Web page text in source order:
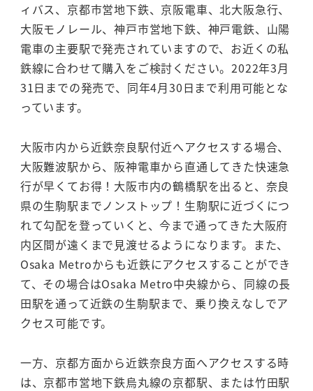
ィバス、京都市営地下鉄、京阪電車、北大阪急行、
大阪モノレール、神戸市営地下鉄、神戸電鉄、山陽
電車の主要駅で発売されていますので、お近くの私
鉄線に合わせて購入をご検討ください。2022年3月
31日までの発売で、同年4月30日まで利用可能とな
っています。
大阪市内から近鉄奈良駅付近へアクセスする場合、
大阪難波駅から、阪神電車から直通してきた快速急
行が早くてお得！大阪市内の鶴橋駅を出ると、奈良
県の生駒駅までノンストップ！生駒駅に近づくにつ
れて勾配を登っていくと、今まで通ってきた大阪府
内区間が遠くまで見渡せるようになります。また、
Osaka Metroからも近鉄にアクセスすることができ
て、その場合はOsaka Metro中央線から、同線の長
田駅を通って近鉄の生駒駅まで、乗り換えなしでア
クセス可能です。
一方、京都方面から近鉄奈良方面へアクセスする時
は、京都市営地下鉄烏丸線の京都駅、または竹田駅